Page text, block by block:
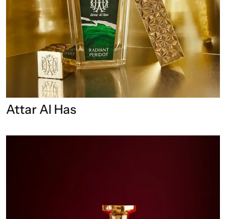
Attar Al Has